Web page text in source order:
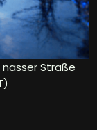
Straße